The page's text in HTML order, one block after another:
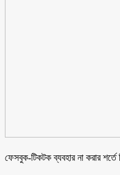
ফেসবুক-টিকটক ব্যবহার না করার